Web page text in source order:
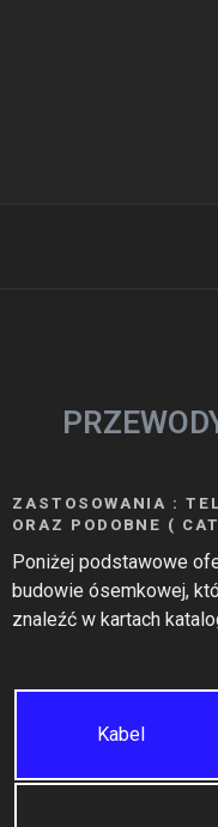
ZASTOSOWANIA :
ORAZ PODOBNE (
Poniżej podstawowe
budowie ósemkowej,
znaleźć w kartach
Kabel